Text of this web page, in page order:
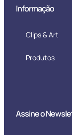
Informação
Clips & Art
Produtos
Assine o